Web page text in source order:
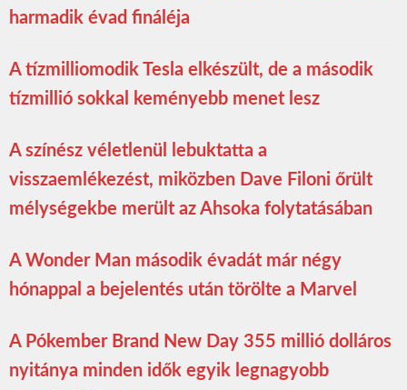
harmadik évad fináléja
A tízmilliomodik Tesla elkészült, de a második
tízmillió sokkal keményebb menet lesz
A színész véletlenül lebuktatta a
visszaemlékezést, miközben Dave Filoni őrült
mélységekbe merült az Ahsoka folytatásában
A Wonder Man második évadát már négy
hónappal a bejelentés után törölte a Marvel
A Pókember Brand New Day 355 millió dolláros
nyitánya minden idők egyik legnagyobb